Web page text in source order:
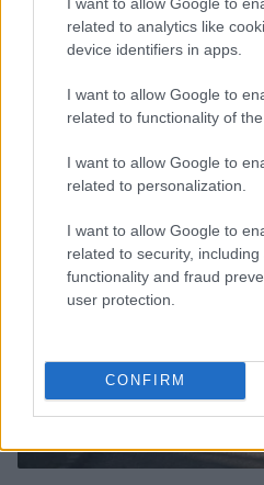
related to analytics like
device identifiers in apps.
I want to allow Google to
related to functionality of
I want to allow Google to
related to personalization.
I want to allow Google to
related to security,
functionality and fraud
user protection.
CONFIRM
Continua a leggere
NEWS